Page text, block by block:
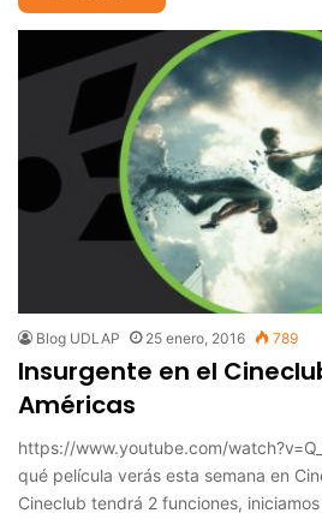
Blog UDLAP 25 enero, 2016 789
Insurgente en el
Américas
https://www.youtube.com/
qué película verás esta semana en
Cineclub tendrá 2 funciones,